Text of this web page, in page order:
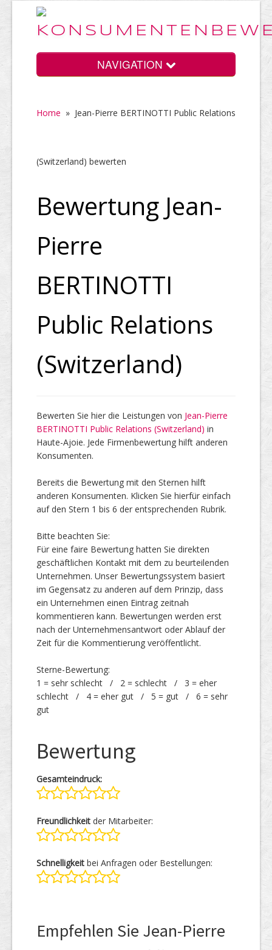
NAVIGATION
Home
Vorteile
Preise
Über uns
Home » Jean-Pierre BERTINOTTI Public Relations
(Switzerland) bewerten
Bewertung Jean-
Pierre
BERTINOTTI
Public Relations
(Switzerland)
Bewerten Sie hier die Leistungen von Jean-Pierre
BERTINOTTI Public Relations (Switzerland) in
Haute-Ajoie. Jede Firmenbewertung hilft anderen
Konsumenten.
Bereits die Bewertung mit den Sternen hilft
anderen Konsumenten. Klicken Sie hierfür einfach
auf den Stern 1 bis 6 der entsprechenden Rubrik.
Bitte beachten Sie:
Für eine faire Bewertung hatten Sie direkten
geschäftlichen Kontakt mit dem zu beurteilenden
Unternehmen. Unser Bewertungssystem basiert
im Gegensatz zu anderen auf dem Prinzip, dass
ein Unternehmen einen Eintrag zeitnah
kommentieren kann. Bewertungen werden erst
nach der Unternehmensantwort oder Ablauf der
Zeit für die Kommentierung veröffentlicht.
Sterne-Bewertung:
1 = sehr schlecht / 2 = schlecht / 3 = eher
schlecht / 4 = eher gut / 5 = gut / 6 = sehr
gut
Bewertung
Gesamteindruck:
Freundlichkeit der Mitarbeiter:
Schnelligkeit bei Anfragen oder Bestellungen:
Empfehlen Sie Jean-Pierre